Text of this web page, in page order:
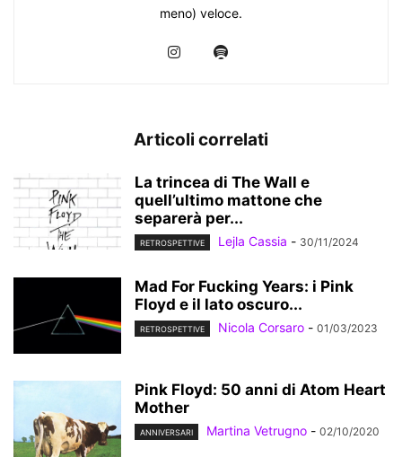
meno) veloce.
Articoli correlati
La trincea di The Wall e
quell’ultimo mattone che
separerà per...
RETROSPETTIVE Lejla Cassia - 30/11/2024
Mad For Fucking Years: i Pink
Floyd e il lato oscuro...
RETROSPETTIVE Nicola Corsaro - 01/03/2023
Pink Floyd: 50 anni di Atom Heart
Mother
ANNIVERSARI Martina Vetrugno - 02/10/2020